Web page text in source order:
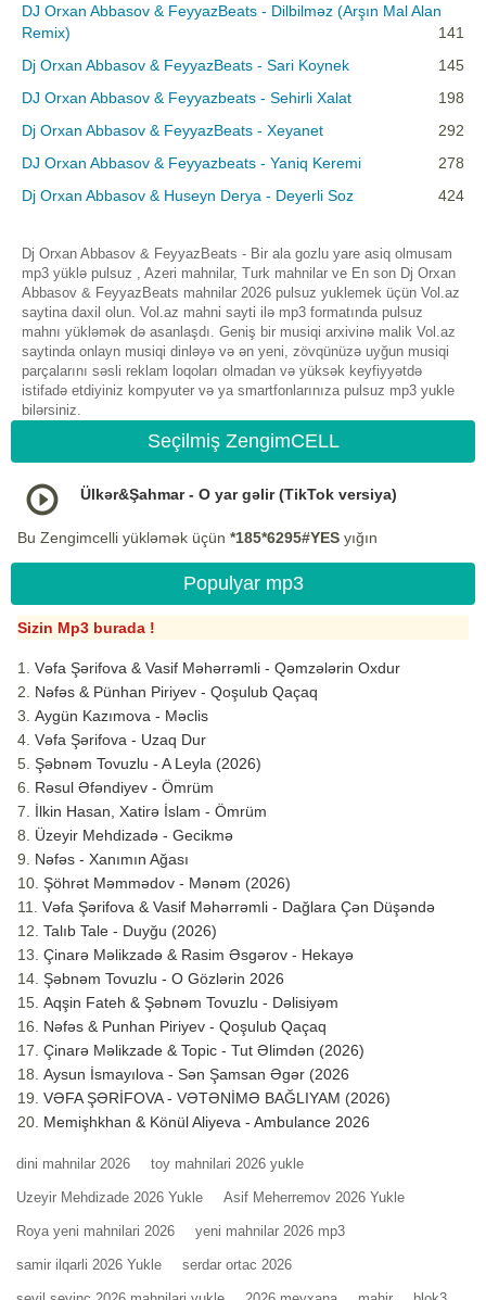
DJ Orxan Abbasov & FeyyazBeats - Dilbilməz (Arşın Mal Alan
Remix)
141
Dj Orxan Abbasov & FeyyazBeats - Sari Koynek
145
DJ Orxan Abbasov & Feyyazbeats - Sehirli Xalat
198
Dj Orxan Abbasov & FeyyazBeats - Xeyanet
292
DJ Orxan Abbasov & Feyyazbeats - Yaniq Keremi
278
Dj Orxan Abbasov & Huseyn Derya - Deyerli Soz
424
Dj Orxan Abbasov & FeyyazBeats - Bir ala gozlu yare asiq olmusam
mp3 yüklə pulsuz , Azeri mahnilar, Turk mahnilar ve En son Dj Orxan
Abbasov & FeyyazBeats mahnilar 2026 pulsuz yuklemek üçün Vol.az
saytina daxil olun. Vol.az mahni sayti ilə mp3 formatında pulsuz
mahnı yükləmək də asanlaşdı. Geniş bir musiqi arxivinə malik Vol.az
saytinda onlayn musiqi dinləyə və ən yeni, zövqünüzə uyğun musiqi
parçalarını səsli reklam loqoları olmadan və yüksək keyfiyyətdə
istifadə etdiyiniz kompyuter və ya smartfonlarınıza pulsuz mp3 yukle
bilərsiniz.
Seçilmiş ZengimCELL
Ülkər&Şahmar - O yar gəlir (TikTok versiya)
Bu Zengimcelli yükləmək üçün *185*6295#YES yığın
Populyar mp3
Sizin Mp3 burada !
Vəfa Şərifova & Vasif Məhərrəmli - Qəmzələrin Oxdur
Nəfəs & Pünhan Piriyev - Qoşulub Qaçaq
Aygün Kazımova - Məclis
Vəfa Şərifova - Uzaq Dur
Şəbnəm Tovuzlu - A Leyla (2026)
Rəsul Əfəndiyev - Ömrüm
İlkin Hasan, Xatirə İslam - Ömrüm
Üzeyir Mehdizadə - Gecikmə
Nəfəs - Xanımın Ağası
Şöhrət Məmmədov - Mənəm (2026)
Vəfa Şərifova & Vasif Məhərrəmli - Dağlara Çən Düşəndə
Talıb Tale - Duyğu (2026)
Çinarə Məlikzadə & Rasim Əsgərov - Hekayə
Şəbnəm Tovuzlu - O Gözlərin 2026
Aqşin Fateh & Şəbnəm Tovuzlu - Dəlisiyəm
Nəfəs & Punhan Piriyev - Qoşulub Qaçaq
Çinarə Məlikzade & Topic - Tut Əlimdən (2026)
Aysun İsmayılova - Sən Şamsan Əgər (2026
VƏFA ŞƏRİFOVA - VƏTƏNİMƏ BAĞLIYAM (2026)
Memişhkhan & Könül Aliyeva - Ambulance 2026
dini mahnilar 2026 toy mahnilari 2026 yukle
Uzeyir Mehdizade 2026 Yukle Asif Meherremov 2026 Yukle
Roya yeni mahnilari 2026 yeni mahnilar 2026 mp3
samir ilqarli 2026 Yukle serdar ortac 2026